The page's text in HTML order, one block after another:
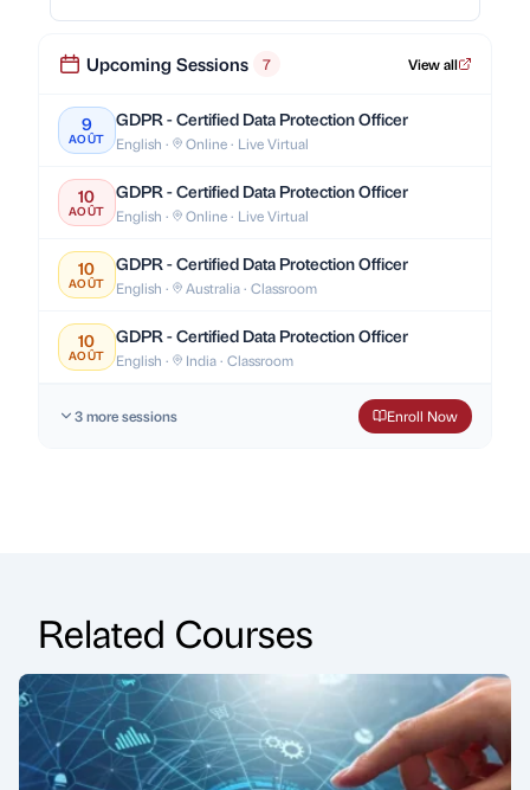
Upcoming Sessions 7 View all
9
AOÛT
GDPR - Certified Data Protection Officer
English · Online · Live Virtual
10
AOÛT
GDPR - Certified Data Protection Officer
English · Online · Live Virtual
10
AOÛT
GDPR - Certified Data Protection Officer
English · Australia · Classroom
10
AOÛT
GDPR - Certified Data Protection Officer
English · India · Classroom
3 more sessions Enroll Now
Related Courses